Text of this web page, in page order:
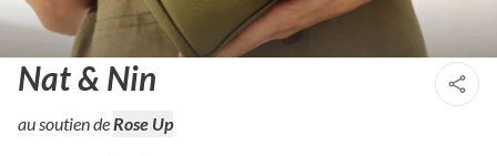
Nat & Nin
au soutien de Rose Up